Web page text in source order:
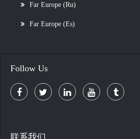
Far Europe (Ru)
Far Europe (Es)
Follow Us
联系我们